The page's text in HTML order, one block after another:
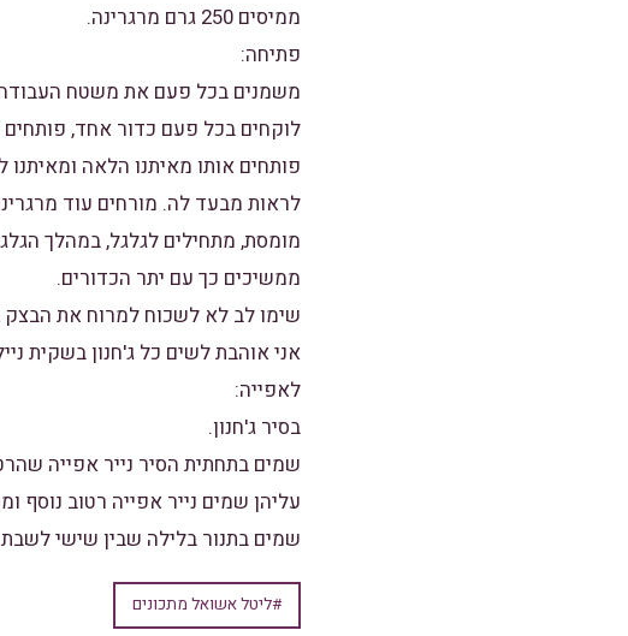
ממיסים 250 גרם מרגרינה.
פתיחה:
משמנים בכל פעם את משטח העבודה
לוקחים בכל פעם כדור אחד,
פותחים אותו מאיתנו הלאה
לראות מבעד לה. מורחים עוד
מומסת, מתחילים לגלגל, במהלך
ממשיכים כך עם יתר הכדורים.
שימו לב לא לשכוח למרוח את הבצק
אני אוהבת לשים כל ג'חנון בשקית
לאפייה:
בסיר ג'חנון.
שמים בתחתית הסיר נייר אפייה
עליהן שמים נייר אפייה רטוב נוסף
שמים בתנור בלילה שבין שישי לשבת על חום של 120
#ליטל אשואל מתכונים